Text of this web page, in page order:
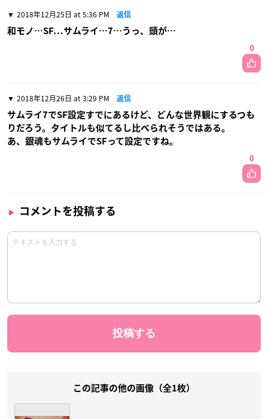
2018年12月25日 at 5:36 PM 返信
和モノ…SF…サムライ…7…うっ、頭が…
0
2018年12月26日 at 3:29 PM 返信
サムライ7でSF設定すでにあるけど、どんな世界観にするつも
りだろう。タイトルも似てるし比べられそうではある。
あ、銀魂もサムライでSFって設定ですね。
0
コメントを投稿する
この記事の他の画像（全1枚）